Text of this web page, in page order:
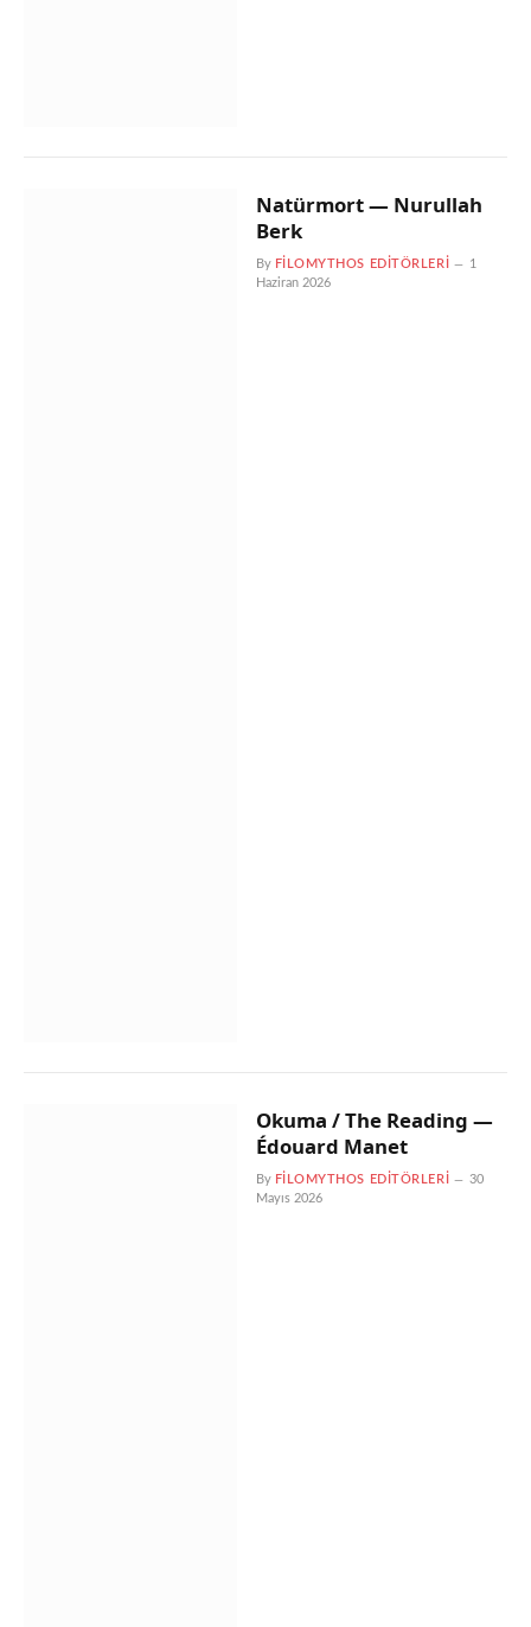
Natürmort — Nurullah
Berk
By FILOMYTHOS EDITÖRLERI
1
Haziran 2026
Okuma / The Reading —
Édouard Manet
By FILOMYTHOS EDITÖRLERI
30
Mayıs 2026